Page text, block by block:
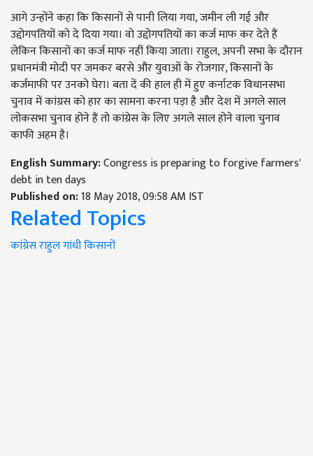
आगे उन्होंने कहा कि किसानों से पानी लिया गया, जमीन ली गई और
उद्दोगपतियों को दे दिया गया। वो उद्दोगपतियों का कर्ज माफ कर देते हैं
लेकिन किसानों का कर्ज माफ नहीं किया जाता। राहुल, अपनी सभा के दौरान
प्रधानमंत्री मोदी पर जमकर बरसे और युवाओं के रोजगार, किसानों के
कर्जमाफी पर उनको घेरा। बता दें की हाल ही में हुए कर्नाटक विधानसभा
चुनाव में कांग्रस को हार का सामना करना पड़ा है और देश में अगले साल
लोकसभा चुनाव होने हैं तो कांग्रेस के लिए अगले साल होने वाला चुनाव
काफी अहम है।
English Summary:Congress is preparing to forgive farmers'
debt in ten days
Published on:18 May 2018, 09:58 AM IST
Related Topics
कांग्रेसराहुल गांधीकिसानों